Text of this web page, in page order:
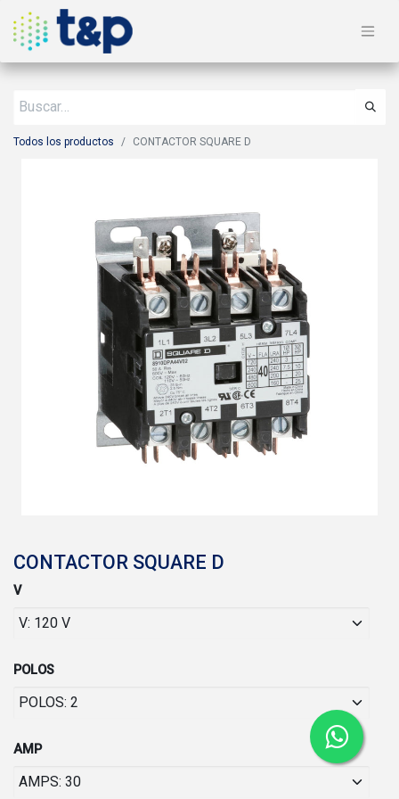
Todos los productos CONTACTOR SQUARE D
CONTACTOR SQUARE D
V
POLOS
AMP